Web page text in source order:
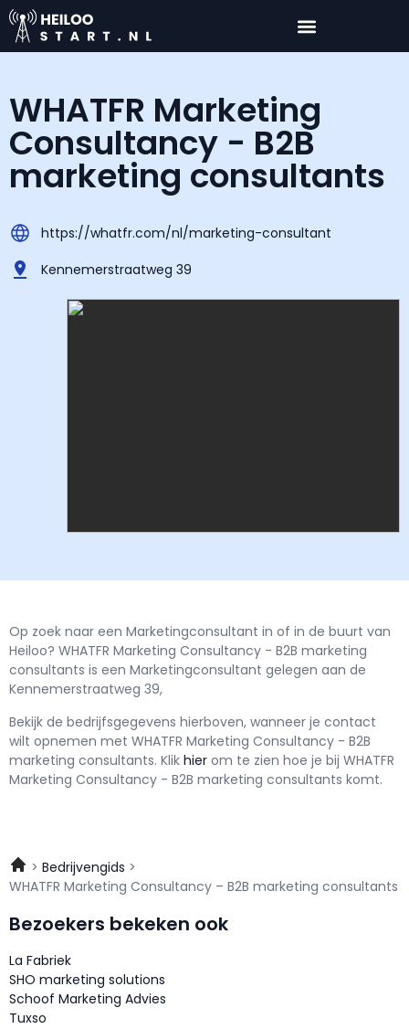
WHATFR Marketing
Consultancy - B2B
marketing consultants
https://whatfr.com/nl/marketing-consultant
Kennemerstraatweg 39
Op zoek naar een Marketingconsultant in of in de buurt van
Heiloo? WHATFR Marketing Consultancy - B2B marketing
consultants is een Marketingconsultant gelegen aan de
Kennemerstraatweg 39,
Bekijk de bedrijfsgegevens hierboven, wanneer je contact
wilt opnemen met WHATFR Marketing Consultancy - B2B
marketing consultants. Klik hier om te zien hoe je bij WHATFR
Marketing Consultancy - B2B marketing consultants komt.
Bedrijvengids
WHATFR Marketing Consultancy – B2B marketing consultants
Bezoekers bekeken ook
La Fabriek
SHO marketing solutions
Schoof Marketing Advies
Tuxso